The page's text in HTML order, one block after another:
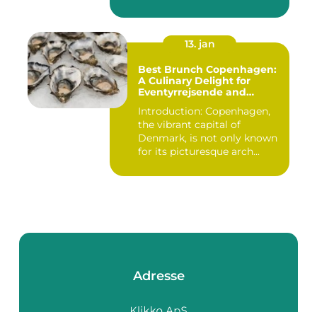
13. jan
Best Brunch Copenhagen:
A Culinary Delight for
Eventyrrejsende and
Introduction: Copenhagen,
the vibrant capital of
Denmark, is not only known
for its picturesque arch...
Adresse